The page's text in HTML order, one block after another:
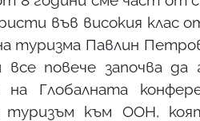
във високия клас
туризма Павлин
повече започва да
Глобалната
туризъм към ООН,